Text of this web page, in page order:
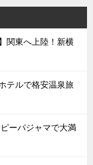
関東へ上陸！新横
テルで格安温泉旅
ーパジャマで大満